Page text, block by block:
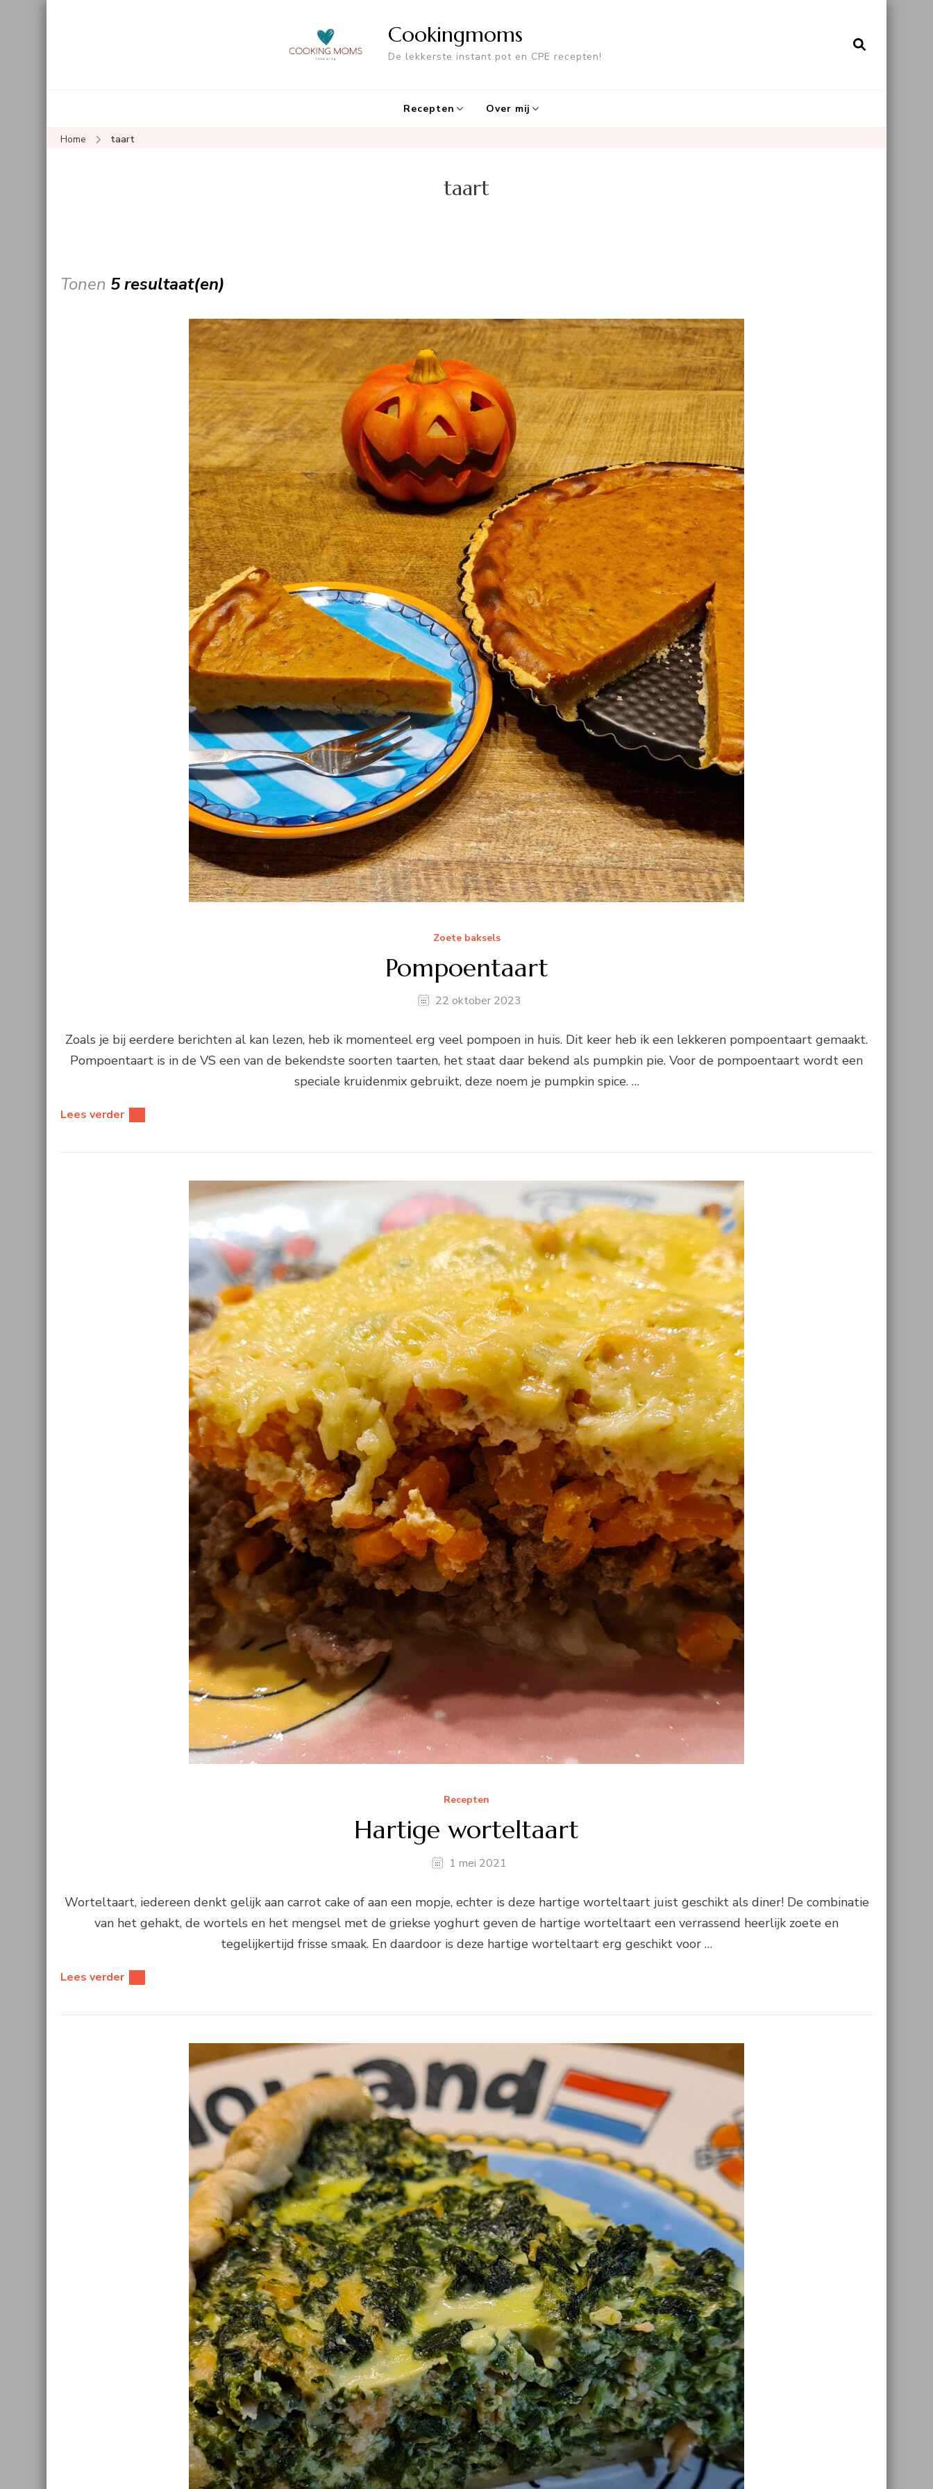
Cookingmoms
De lekkerste instant pot en CPE recepten!
Recepten Over mij
Home taart
taart
Tonen 5 resultaat(en)
Zoete baksels
Pompoentaart
22 oktober 2023
Zoals je bij eerdere berichten al kan lezen, heb ik momenteel erg veel pompoen in huis. Dit keer heb ik een lekkeren pompoentaart gemaakt.
Pompoentaart is in de VS een van de bekendste soorten taarten, het staat daar bekend als pumpkin pie. Voor de pompoentaart wordt een
speciale kruidenmix gebruikt, deze noem je pumpkin spice. …
Lees verder
Recepten
Hartige worteltaart
1 mei 2021
Worteltaart, iedereen denkt gelijk aan carrot cake of aan een mopje, echter is deze hartige worteltaart juist geschikt als diner! De combinatie
van het gehakt, de wortels en het mengsel met de griekse yoghurt geven de hartige worteltaart een verrassend heerlijk zoete en
tegelijkertijd frisse smaak. En daardoor is deze hartige worteltaart erg geschikt voor …
Lees verder